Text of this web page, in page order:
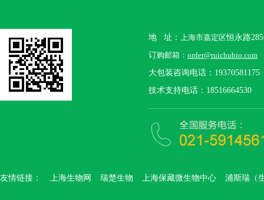
地 址： 上海市嘉定区恒永路
订购邮箱： order@ruichubio.com
大包装咨询电话：19370581175
技术支持电话：18516664530
友情链接： 上海生物网 瑞楚生物 上海保藏微生物中心 浦斯瑞（